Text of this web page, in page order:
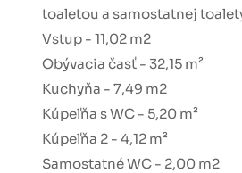
toaletou a samostatnej
Vstup - 11,02 m2
Obývacia časť - 32,15 m²
Kuchyňa - 7,49 m2
Kúpeľňa s WC - 5,20 m²
Kúpeľňa 2 - 4,12 m²
Samostatné WC - 2,00 m2